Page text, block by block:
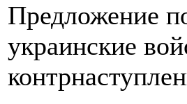
Предложение
украинские